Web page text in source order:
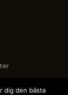
dig den bästa